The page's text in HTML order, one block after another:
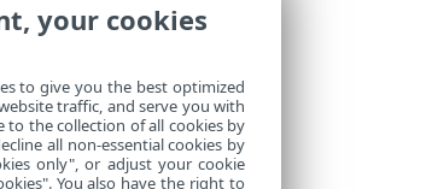
your cookies
to give you the best optimized
traffic, and serve you with
to the collection of all cookies by
all non-essential cookies by
only", or adjust your cookie
You also have the right to